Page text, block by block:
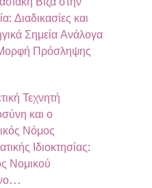
Διαδικασίες και
Σημεία Ανάλογα
Πρόσληψης
Τεχνητή
και ο
Νόμος
Ιδιοκτησίας:
Νομικού